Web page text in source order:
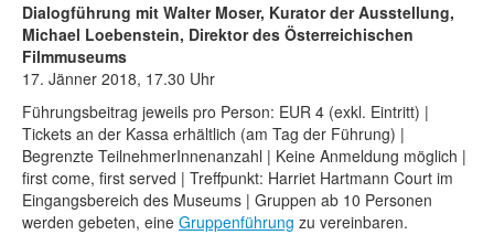
Dialogführung mit Walter Moser, Kurator der Ausstellung,
Michael Loebenstein, Direktor des Österreichischen
Filmmuseums
17. Jänner 2018, 17.30 Uhr
Führungsbeitrag jeweils pro Person: EUR 4 (exkl. Eintritt) |
Tickets an der Kassa erhältlich (am Tag der Führung) |
Begrenzte TeilnehmerInnenanzahl | Keine Anmeldung möglich |
first come, first served | Treffpunkt: Harriet Hartmann Court im
Eingangsbereich des Museums | Gruppen ab 10 Personen
werden gebeten, eine Gruppenführung zu vereinbaren.